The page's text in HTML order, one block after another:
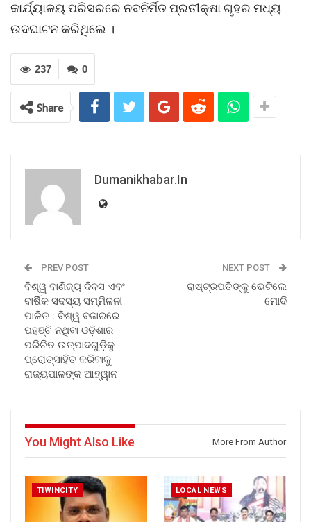
କାର୍ଯ୍ୟାଳୟ ପରିସରରେ ନବନିର୍ମିତ ପ୍ରତୀକ୍ଷା ଗୃହର ମଧ୍ୟ
ଉଦଘାଟନ କରିଥିଲେ ।
0
237
Share
Dumanikhabar.in
PREV POST
ବିଶ୍ୱ ବାଣିଜ୍ୟ ଦିବସ ଏବଂ
ବାର୍ଷିକ ସଦସ୍ୟ ସମ୍ମିଳନୀ
ପାଳିତ : ବିଶ୍ୱ ବଜାରରେ
ପହଞ୍ଚି ନଥିବା ଓଡ଼ିଶାର
ପରିଚିତ ଉତ୍ପାଦଗୁଡ଼ିକୁ
ପ୍ରୋତ୍ସାହିତ କରିବାକୁ
ରାଜ୍ୟପାଳଙ୍କ ଆହ୍ୱାନ
NEXT POST
ରାଷ୍ଟ୍ରପତିଙ୍କୁ ଭେଟିଲେ
ମୋଦି
You Might Also Like More From Author
TIWINCITY LOCAL NEWS